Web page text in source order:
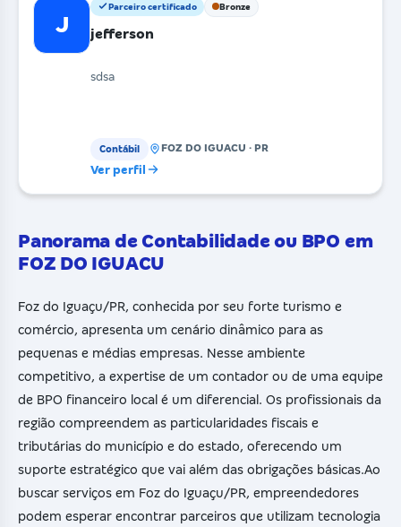
J
Parceiro certificado Bronze
jefferson
sdsa
Contábil FOZ DO IGUACU · PR
Ver perfil
Panorama de Contabilidade ou BPO em
FOZ DO IGUACU
Foz do Iguaçu/PR, conhecida por seu forte turismo e
comércio, apresenta um cenário dinâmico para as
pequenas e médias empresas. Nesse ambiente
competitivo, a expertise de um contador ou de uma equipe
de BPO financeiro local é um diferencial. Os profissionais da
região compreendem as particularidades fiscais e
tributárias do município e do estado, oferecendo um
suporte estratégico que vai além das obrigações básicas.Ao
buscar serviços em Foz do Iguaçu/PR, empreendedores
podem esperar encontrar parceiros que utilizam tecnologia